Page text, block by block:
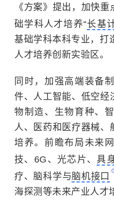
《方案》提出，加快
础学科人才培养“长基
基础学科本科专业，打
人才培养创新实验区。
同时，加强高端装备
件、人工智能、低空经
物制造、生物育种、
人、医药和医疗器械、
培养。前瞻布局未来
技、6G、光芯片、 具
疗、脑科学与脑机接口
海探测等未来产业人才